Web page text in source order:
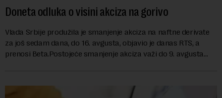
Doneta odluka o visini akciza na gorivo
Vlada Srbije produžila je smanjenje akciza na naftne derivate
za još sedam dana, do 16. avgusta, objavio je danas RTS, a
prenosi Beta.Postojeće smanjenje akciza važi do 9. avgusta